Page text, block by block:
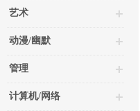
艺术
动漫/幽默
管理
计算机/网络